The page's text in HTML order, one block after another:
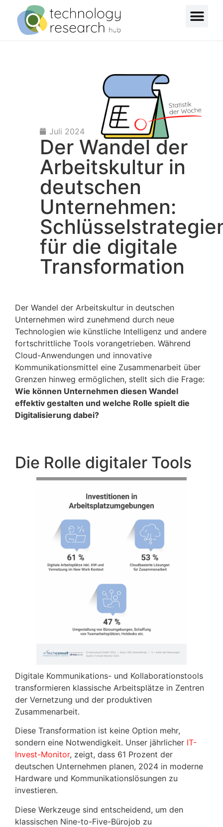
Juli 2024
Der Wandel der
Arbeitskultur in
deutschen
Unternehmen:
für die digitale
Transformation
Der Wandel der Arbeitskultur in deutschen
Unternehmen wird zunehmend durch neue
Technologien wie künstliche Intelligenz und andere
fortschrittliche Tools vorangetrieben. Während
Cloud-Anwendungen und innovative
Kommunikationsmittel eine Zusammenarbeit über
Grenzen hinweg ermöglichen, stellt sich die Frage:
Wie können Unternehmen diesen Wandel
effektiv gestalten und welche Rolle spielt die
Digitalisierung dabei?
Die Rolle digitaler Tools
Digitale Kommunikations- und Kollaborationstools
transformieren klassische Arbeitsplätze in Zentren
der Vernetzung und der produktiven
Zusammenarbeit.
Diese Transformation ist keine Option mehr,
sondern eine Notwendigkeit. Unser jährlicher IT-
Invest-Monitor, zeigt, dass 61 Prozent der
deutschen Unternehmen planen, 2024 in moderne
Hardware und Kommunikationslösungen zu
investieren.
Diese Werkzeuge sind entscheidend, um den
klassischen Nine-to-Five-Bürojob zu